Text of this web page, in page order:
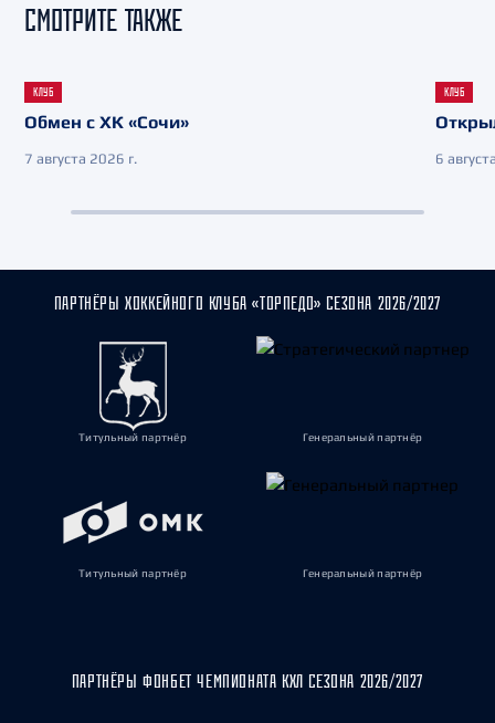
СМОТРИТЕ ТАКЖЕ
КЛУБ
Обмен с ХК «Сочи»
7 августа 2026 г.
КЛУБ
6
ПАРТНЁРЫ ХОККЕЙНОГО КЛУБА «ТОРПЕДО» СЕЗОНА 2026/2027
Титульный партнёр Генеральный партнёр
Титульный партнёр Генеральный партнёр
ПАРТНЁРЫ ФОНБЕТ ЧЕМПИОНАТА КХЛ СЕЗОНА 2026/2027